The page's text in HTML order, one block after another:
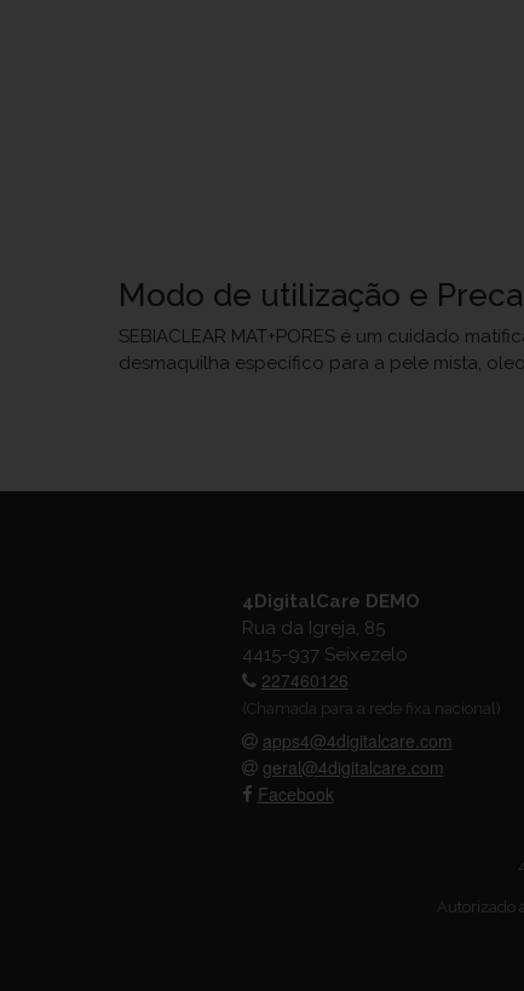
Modo de utilização e
SEBIACLEAR MAT+PORES é um cuidado
desmaquilha específico para a pele mista,
4DigitalCare DEMO
Rua da Igreja, 85
4415-937 Seixezelo
227460126
(Chamada para a rede fixa nacional)
apps4@4digitalcare.com
geral@4digitalcare.com
Facebook
Autorizado